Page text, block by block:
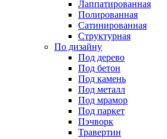
Лаппатированная
Полированная
Сатинированная
Структурная
По дизайну
Под дерево
Под бетон
Под камень
Под металл
Под мрамор
Под паркет
Пэчворк
Травертин